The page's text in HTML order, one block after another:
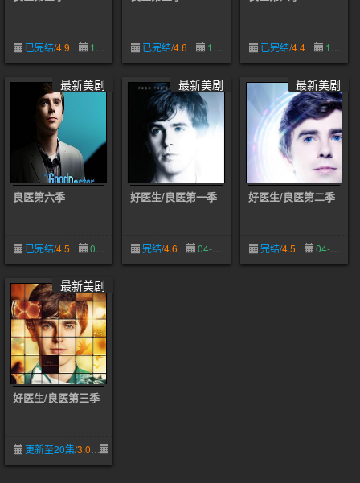
已完结/4.9 10-30 已完结/4.6 10-30 已完结/4.4 10-30
最新美剧
良医第六季
已完结/4.5 07-07
最新美剧
好医生/良医第一季
完结/4.6 04-03
最新美剧
好医生/良医第二季
完结/4.5 04-03
最新美剧
好医生/良医第三季
更新至20集/3.0